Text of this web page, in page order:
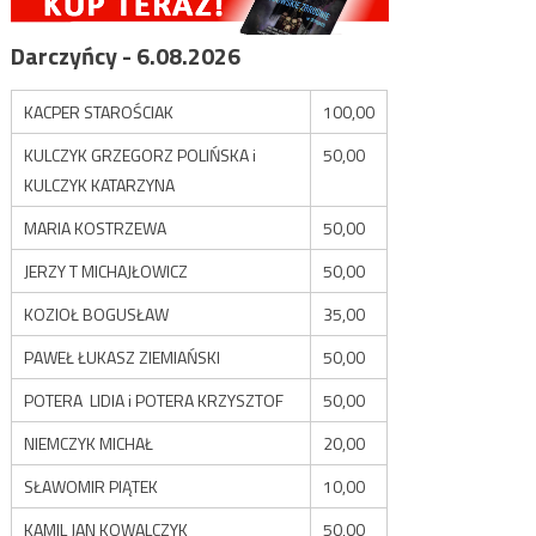
Darczyńcy - 6.08.2026
KACPER STAROŚCIAK
100,00
KULCZYK GRZEGORZ POLIŃSKA i
KULCZYK KATARZYNA
50,00
MARIA KOSTRZEWA
50,00
JERZY T MICHAJŁOWICZ
50,00
KOZIOŁ BOGUSŁAW
35,00
PAWEŁ ŁUKASZ ZIEMIAŃSKI
50,00
POTERA LIDIA i POTERA KRZYSZTOF
50,00
NIEMCZYK MICHAŁ
20,00
SŁAWOMIR PIĄTEK
10,00
KAMIL JAN KOWALCZYK
50,00